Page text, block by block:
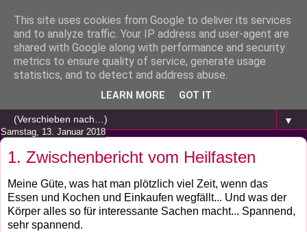
▼
Samstag, 13. Januar 2018
1. Zwischenbericht vom Heilfasten
Meine Güte, was hat man plötzlich viel Zeit, wenn das
Essen und Kochen und Einkaufen wegfällt... Und was der
Körper alles so für interessante Sachen macht... Spannend,
sehr spannend.
This site uses cookies from Google to deliver its services
and to analyze traffic. Your IP address and user-agent are
shared with Google along with performance and security
metrics to ensure quality of service, generate usage
statistics, and to detect and address abuse.
LEARN MORE GOT IT